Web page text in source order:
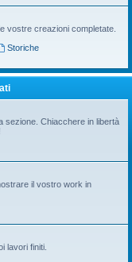
vostre creazioni completate.
Storiche
sezione. Chiacchere in libertà
il vostro work in
lavori finiti.